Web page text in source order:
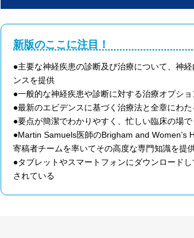
新版のここに注目！
●主要な神経疾患の診断及び治療について、神
ンスを提供
●一般的な神経疾患や診断に対する治療オプシ
●最新のエビデンスに基づく治療法と全章にわ
●要点が簡潔でわかりやすく、忙しい臨床の場
●Martin Samuels医師のBrigham and Women’s
寄稿者チームを率いてその高度な専門知識を提
●タブレットやスマートフォンにダウンロード
されている